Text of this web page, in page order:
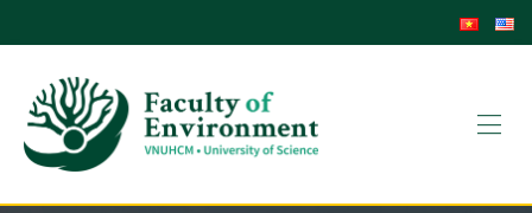
to
content